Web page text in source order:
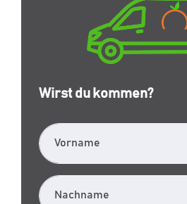
Wirst du kommen?
Vorname
Nachname